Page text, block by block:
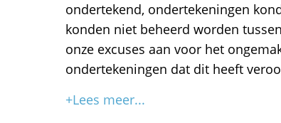
ondertekend, ondertekeningen
konden niet beheerd worden
onze excuses aan voor het
ondertekeningen dat dit heeft
+Lees meer...